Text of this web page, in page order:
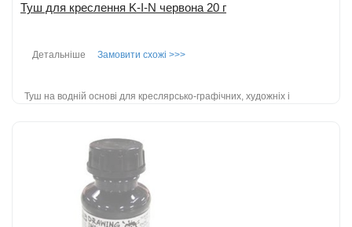
Туш для креслення K-I-N червона 20 г
Замовити схожі >>>
Детальніше
Туш на водній основі для креслярсько-графічних, художніх і
Додати до порівняння